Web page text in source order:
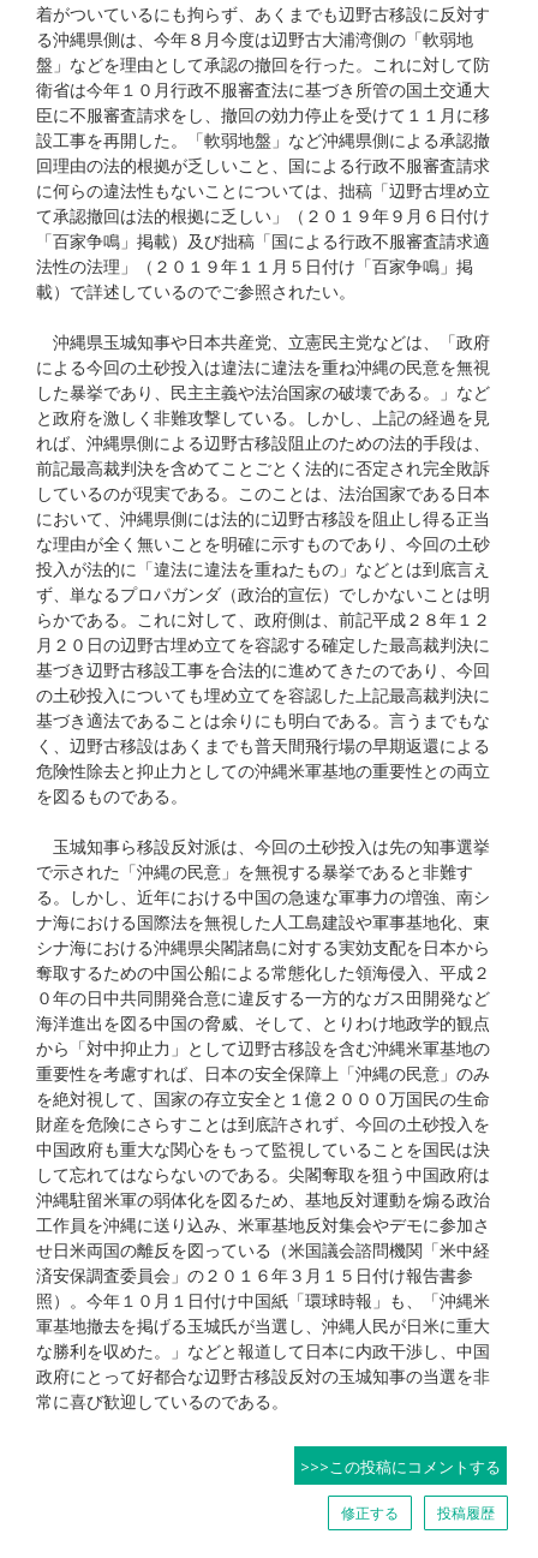
着がついているにも拘らず、あくまでも辺野古移設に反対す
る沖縄県側は、今年８月今度は辺野古大浦湾側の「軟弱地
盤」などを理由として承認の撤回を行った。これに対して防
衛省は今年１０月行政不服審査法に基づき所管の国土交通大
臣に不服審査請求をし、撤回の効力停止を受けて１１月に移
設工事を再開した。「軟弱地盤」など沖縄県側による承認撤
回理由の法的根拠が乏しいこと、国による行政不服審査請求
に何らの違法性もないことについては、拙稿「辺野古埋め立
て承認撤回は法的根拠に乏しい」（２０１９年９月６日付け
「百家争鳴」掲載）及び拙稿「国による行政不服審査請求適
法性の法理」（２０１９年１１月５日付け「百家争鳴」掲
載）で詳述しているのでご参照されたい。
沖縄県玉城知事や日本共産党、立憲民主党などは、「政府
による今回の土砂投入は違法に違法を重ね沖縄の民意を無視
した暴挙であり、民主主義や法治国家の破壊である。」など
と政府を激しく非難攻撃している。しかし、上記の経過を見
れば、沖縄県側による辺野古移設阻止のための法的手段は、
前記最高裁判決を含めてことごとく法的に否定され完全敗訴
しているのが現実である。このことは、法治国家である日本
において、沖縄県側には法的に辺野古移設を阻止し得る正当
な理由が全く無いことを明確に示すものであり、今回の土砂
投入が法的に「違法に違法を重ねたもの」などとは到底言え
ず、単なるプロパガンダ（政治的宣伝）でしかないことは明
らかである。これに対して、政府側は、前記平成２８年１２
月２０日の辺野古埋め立てを容認する確定した最高裁判決に
基づき辺野古移設工事を合法的に進めてきたのであり、今回
の土砂投入についても埋め立てを容認した上記最高裁判決に
基づき適法であることは余りにも明白である。言うまでもな
く、辺野古移設はあくまでも普天間飛行場の早期返還による
危険性除去と抑止力としての沖縄米軍基地の重要性との両立
を図るものである。
玉城知事ら移設反対派は、今回の土砂投入は先の知事選挙
で示された「沖縄の民意」を無視する暴挙であると非難す
る。しかし、近年における中国の急速な軍事力の増強、南シ
ナ海における国際法を無視した人工島建設や軍事基地化、東
シナ海における沖縄県尖閣諸島に対する実効支配を日本から
奪取するための中国公船による常態化した領海侵入、平成２
０年の日中共同開発合意に違反する一方的なガス田開発など
海洋進出を図る中国の脅威、そして、とりわけ地政学的観点
から「対中抑止力」として辺野古移設を含む沖縄米軍基地の
重要性を考慮すれば、日本の安全保障上「沖縄の民意」のみ
を絶対視して、国家の存立安全と１億２０００万国民の生命
財産を危険にさらすことは到底許されず、今回の土砂投入を
中国政府も重大な関心をもって監視していることを国民は決
して忘れてはならないのである。尖閣奪取を狙う中国政府は
沖縄駐留米軍の弱体化を図るため、基地反対運動を煽る政治
工作員を沖縄に送り込み、米軍基地反対集会やデモに参加さ
せ日米両国の離反を図っている（米国議会諮問機関「米中経
済安保調査委員会」の２０１６年３月１５日付け報告書参
照）。今年１０月１日付け中国紙「環球時報」も、「沖縄米
軍基地撤去を掲げる玉城氏が当選し、沖縄人民が日米に重大
な勝利を収めた。」などと報道して日本に内政干渉し、中国
政府にとって好都合な辺野古移設反対の玉城知事の当選を非
常に喜び歓迎しているのである。
>>>この投稿にコメントする
修正する 投稿履歴